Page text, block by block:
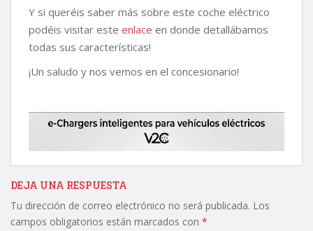
Y si queréis saber más sobre este coche eléctrico
podéis visitar este enlace en donde detallábamos
todas sus características!
¡Un saludo y nos vemos en el concesionario!
DEJA UNA RESPUESTA
Tu dirección de correo electrónico no será publicada. Los
campos obligatorios están marcados con *